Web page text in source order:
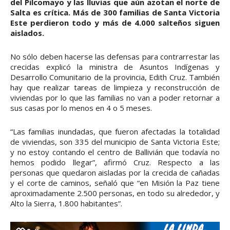
del Pilcomayo y las lluvias que aún azotan el norte de
Salta es crítica. Más de 300 familias de Santa Victoria
Este perdieron todo y más de 4.000 salteños siguen
aislados.
No sólo deben hacerse las defensas para contrarrestar las
crecidas explicó la ministra de Asuntos Indígenas y
Desarrollo Comunitario de la provincia, Edith Cruz. También
hay que realizar tareas de limpieza y reconstrucción de
viviendas por lo que las familias no van a poder retornar a
sus casas por lo menos en 4 o 5 meses.
“Las familias inundadas, que fueron afectadas la totalidad
de viviendas, son 335 del municipio de Santa Victoria Este;
y no estoy contando el centro de Ballivián que todavía no
hemos podido llegar”, afirmó Cruz. Respecto a las
personas que quedaron aisladas por la crecida de cañadas
y el corte de caminos, señaló que “en Misión la Paz tiene
aproximadamente 2.500 personas, en todo su alrededor, y
Alto la Sierra, 1.800 habitantes”.